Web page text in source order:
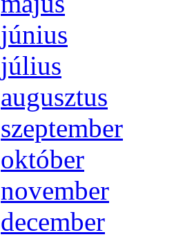
jú­ni­us
jú­li­us
au­gusz­tus
szep­tem­ber
ok­tó­ber
no­vem­ber
de­cem­ber